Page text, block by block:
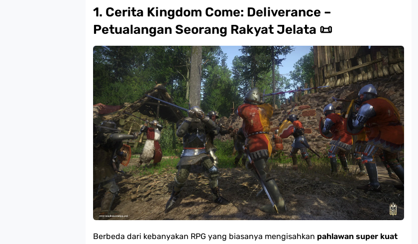
1. Cerita Kingdom Come: Deliverance –
Petualangan Seorang Rakyat Jelata 📜
Berbeda dari kebanyakan RPG yang biasanya mengisahkan pahlawan super kuat